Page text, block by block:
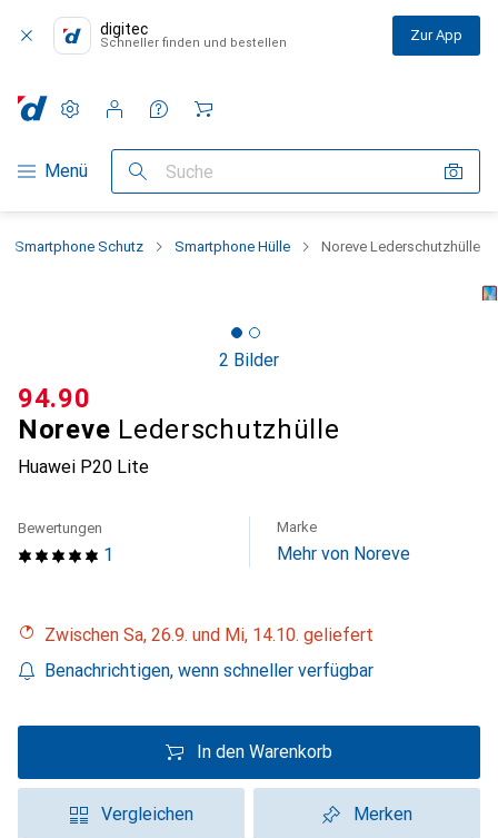
digitec
Schneller finden und bestellen Zur App
Navigation nach Kategorien
Menü Suche
Einstellungen
Kundenkonto
Vergleichslisten
Merklisten
Warenkorb
Smartphone Schutz Smartphone Hülle Noreve Lederschutzhülle
2 Bilder
Noreve Lederschutzhülle
Huawei P20 Lite
CHF
94.90
1
Bewertungen Marke
Mehr von Noreve
Zwischen Sa, 26.9. und Mi, 14.10. geliefert
Benachrichtigen, wenn schneller verfügbar
In den Warenkorb
Vergleichen Merken